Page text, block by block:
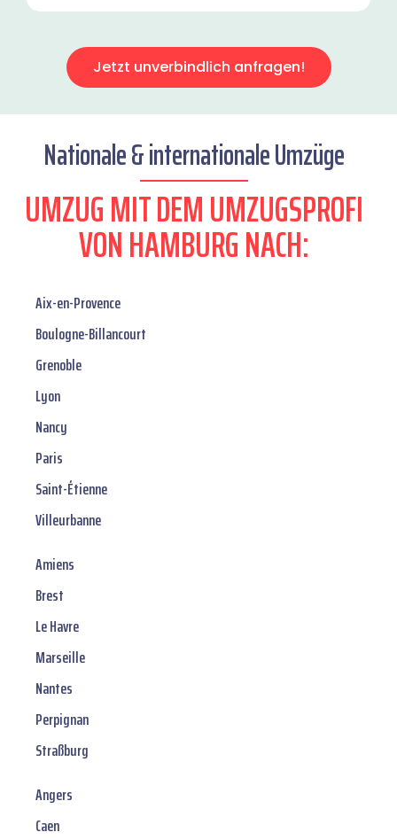
Jetzt unverbindlich anfragen!
Nationale & internationale Umzüge
UMZUG MIT DEM UMZUGSPROFI
VON HAMBURG NACH:
Aix-en-Provence
Boulogne-Billancourt
Grenoble
Lyon
Nancy
Paris
Saint-Étienne
Villeurbanne
Amiens
Brest
Le Havre
Marseille
Nantes
Perpignan
Straßburg
Angers
Caen